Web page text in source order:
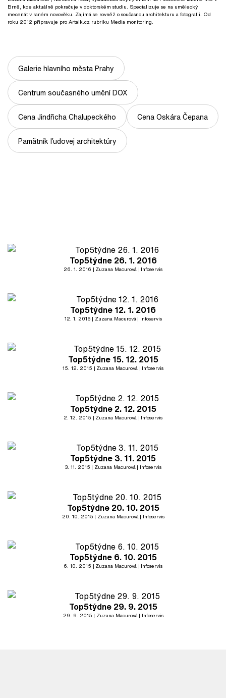
Brně, kde aktuálně pokračuje v doktorském studiu. Specializuje se na umělecký
mecenát v raném novověku. Zajímá se rovněž o současnou architekturu a fotografii. Od
roku 2012 připravuje pro Artalk.cz rubriku Media monitoring.
Galerie hlavního města Prahy
Centrum současného umění DOX
Cena Jindřicha Chalupeckého Cena Oskára Čepana
Pamätník ľudovej architektúry
Top5týdne 26. 1. 2016
26. 1. 2016 Zuzana Macurová Infoservis
Top5týdne 12. 1. 2016
12. 1. 2016 Zuzana Macurová Infoservis
Top5týdne 15. 12. 2015
15. 12. 2015 Zuzana Macurová Infoservis
Top5týdne 2. 12. 2015
2. 12. 2015 Zuzana Macurová Infoservis
Top5týdne 3. 11. 2015
3. 11. 2015 Zuzana Macurová Infoservis
Top5týdne 20. 10. 2015
20. 10. 2015 Zuzana Macurová Infoservis
Top5týdne 6. 10. 2015
6. 10. 2015 Zuzana Macurová Infoservis
Top5týdne 29. 9. 2015
29. 9. 2015 Zuzana Macurová Infoservis